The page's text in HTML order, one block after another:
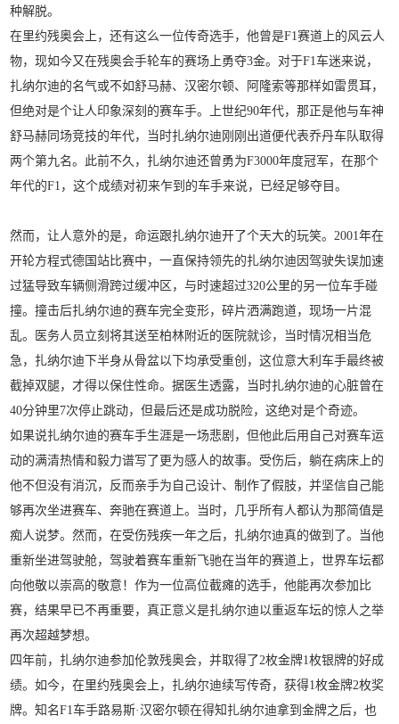
种解脱。
在里约残奥会上，还有这么一位传奇选手，他曾是F1赛道上的风云人
物，现如今又在残奥会手轮车的赛场上勇夺3金。对于F1车迷来说，
扎纳尔迪的名气或不如舒马赫、汉密尔顿、阿隆索等那样如雷贯耳，
但绝对是个让人印象深刻的赛车手。上世纪90年代，那正是他与车神
舒马赫同场竞技的年代，当时扎纳尔迪刚刚出道便代表乔丹车队取得
两个第九名。此前不久，扎纳尔迪还曾勇为F3000年度冠军，在那个
年代的F1，这个成绩对初来乍到的车手来说，已经足够夺目。
然而，让人意外的是，命运跟扎纳尔迪开了个天大的玩笑。2001年在
开轮方程式德国站比赛中，一直保持领先的扎纳尔迪因驾驶失误加速
过猛导致车辆侧滑跨过缓冲区，与时速超过320公里的另一位车手碰
撞。撞击后扎纳尔迪的赛车完全变形，碎片洒满跑道，现场一片混
乱。医务人员立刻将其送至柏林附近的医院就诊，当时情况相当危
急，扎纳尔迪下半身从骨盆以下均承受重创，这位意大利车手最终被
截掉双腿，才得以保住性命。据医生透露，当时扎纳尔迪的心脏曾在
40分钟里7次停止跳动，但最后还是成功脱险，这绝对是个奇迹。
如果说扎纳尔迪的赛车手生涯是一场悲剧，但他此后用自己对赛车运
动的满清热情和毅力谱写了更为感人的故事。受伤后，躺在病床上的
他不但没有消沉，反而亲手为自己设计、制作了假肢，并坚信自己能
够再次坐进赛车、奔驰在赛道上。当时，几乎所有人都认为那简值是
痴人说梦。然而，在受伤残疾一年之后，扎纳尔迪真的做到了。当他
重新坐进驾驶舱，驾驶着赛车重新飞驰在当年的赛道上，世界车坛都
向他敬以崇高的敬意！作为一位高位截瘫的选手，他能再次参加比
赛，结果早已不再重要，真正意义是扎纳尔迪以重返车坛的惊人之举
再次超越梦想。
四年前，扎纳尔迪参加伦敦残奥会，并取得了2枚金牌1枚银牌的好成
绩。如今，在里约残奥会上，扎纳尔迪续写传奇，获得1枚金牌2枚奖
牌。知名F1车手路易斯·汉密尔顿在得知扎纳尔迪拿到金牌之后，也